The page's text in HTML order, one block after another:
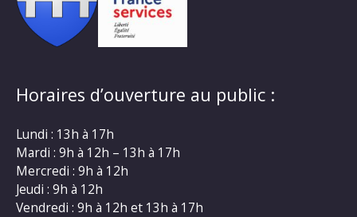
Horaires d’ouverture au public :
Lundi : 13h à 17h
Mardi : 9h à 12h – 13h à 17h
Mercredi : 9h à 12h
Jeudi : 9h à 12h
Vendredi : 9h à 12h et 13h à 17h